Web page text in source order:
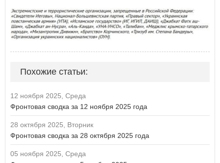
Похожие статьи:
12 ноября 2025, Среда
Фронтовая сводка за 12 ноября 2025 года
28 октября 2025, Вторник
Фронтовая сводка за 28 октября 2025 года
05 ноября 2025, Среда